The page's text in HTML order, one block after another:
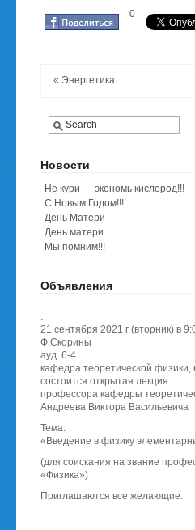
0
« Энергетика
Новости
Не кури — экономь кислород!!!
С Новым Годом!!!
День Матери
День матери
Мы помним!!!
Объявления
.
21 сентября 2021 г (вторник) в
Ф.Скорины
ауд. 6-4
кафедра теоретической физики,
состоится открытая лекция
профессора кафедры
Андреева Виктора Васильевича
Тема:
«Введение в физику
(для соискания на звание
«Физика»)
Приглашаются все желающие.